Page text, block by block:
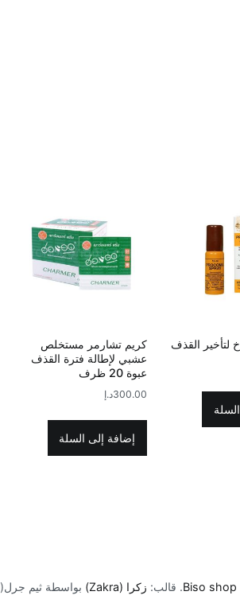
لتأخير القذف
كريم تشارمر مستخلص
عشبي لإطالة فترة القذف
عبوة 20 ظرف
300.00د.إ
إضافة إلى السلة
Biso shop. قالب: زكرا (Zakra) بواسطة ثيم جرل(ThemeGrill).